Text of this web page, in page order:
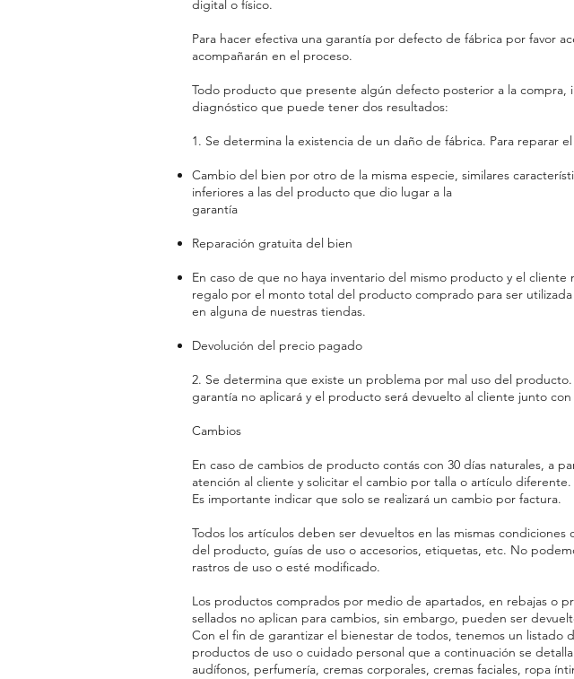
digital o físico.
Para hacer efectiva una garantía por defecto de fábrica por favor
acompañarán en el proceso.
Todo producto que presente algún defecto posterior a la
diagnóstico que puede tener dos resultados:
1. Se determina la existencia de un daño de fábrica. Para reparar
Cambio del bien por otro de la misma especie, similares
inferiores a las del producto que dio lugar a la
garantía
Reparación gratuita del bien
En caso de que no haya inventario del mismo producto y el
regalo por el monto total del producto comprado para ser utilizada
en alguna de nuestras tiendas.
Devolución del precio pagado
2. Se determina que existe un problema por mal uso del
garantía no aplicará y el producto será devuelto al cliente junto
Cambios
En caso de cambios de producto contás con 30 días naturales, a
atención al cliente y solicitar el cambio por talla o artículo diferente.
Es importante indicar que solo se realizará un cambio por factura.
Todos los artículos deben ser devueltos en las mismas
del producto, guías de uso o accesorios, etiquetas, etc. No
rastros de uso o esté modificado.
Los productos comprados por medio de apartados, en rebajas o
sellados no aplican para cambios, sin embargo, pueden ser
Con el fin de garantizar el bienestar de todos, tenemos un listado
productos de uso o cuidado personal que a continuación se
audífonos, perfumería, cremas corporales, cremas faciales, ropa